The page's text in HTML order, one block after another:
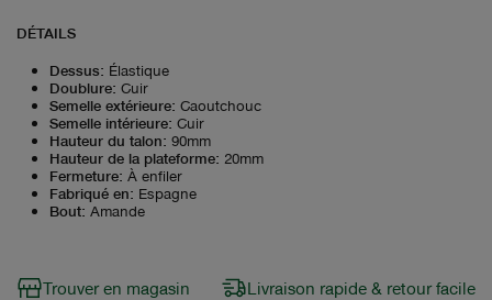
DÉTAILS
Dessus: Élastique
Doublure: Cuir
Semelle extérieure: Caoutchouc
Semelle intérieure: Cuir
Hauteur du talon: 90mm
Hauteur de la plateforme: 20mm
Fermeture: À enfiler
Fabriqué en: Espagne
Bout: Amande
Trouver en magasin Livraison rapide & retour facile